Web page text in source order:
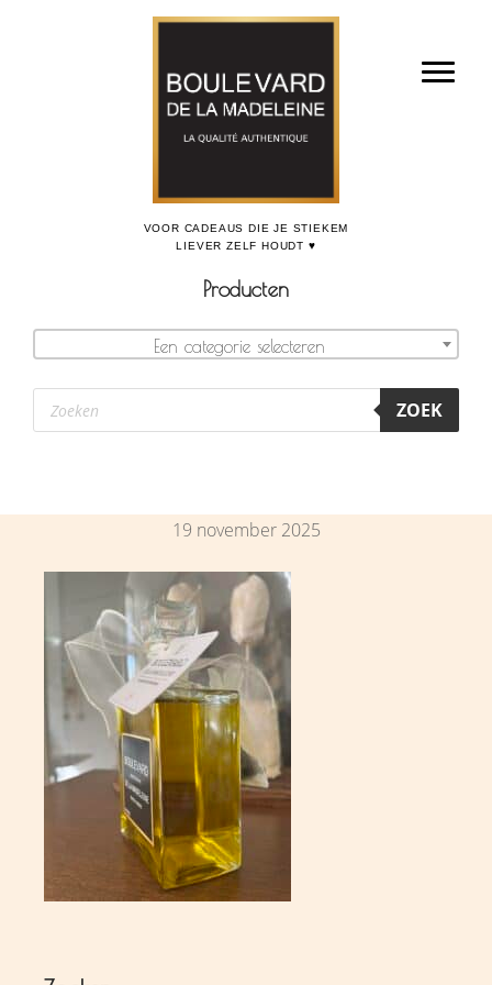
Producten
Een categorie selecteren
Producten
zoeken ZOEK
19 november 2025